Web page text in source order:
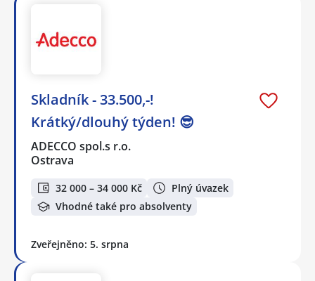
Skladník - 33.500,-!
Krátký/dlouhý týden! 😎
ADECCO spol.s r.o.
Ostrava
32 000 – 34 000 Kč
Plný úvazek
Vhodné také pro absolventy
Zveřejněno: 5. srpna